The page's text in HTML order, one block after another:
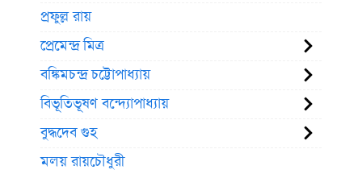
প্রফুল্ল রায়
প্রেমেন্দ্র মিত্র
বঙ্কিমচন্দ্র চট্টোপাধ্যায়
বিভূতিভূষণ বন্দ্যোপাধ্যায়
বুদ্ধদেব গুহ
মলয় রায়চৌধুরী